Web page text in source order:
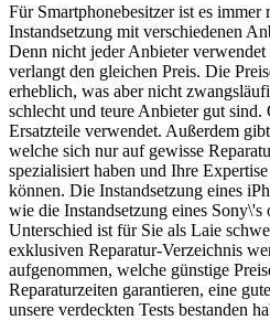
Für Smartphonebesitzer ist es immer
Instandsetzung mit verschiedenen
Denn nicht jeder Anbieter verwendet
verlangt den gleichen Preis. Die
erheblich, was aber nicht
schlecht und teure Anbieter gut
Ersatzteile verwendet. Außerdem
welche sich nur auf gewisse
spezialisiert haben und Ihre
können. Die Instandsetzung eines
wie die Instandsetzung eines
Unterschied ist für Sie als Laie
exklusiven Reparatur-Verzeichnis
aufgenommen, welche günstige
Reparaturzeiten garantieren, eine
unsere verdeckten Tests bestanden